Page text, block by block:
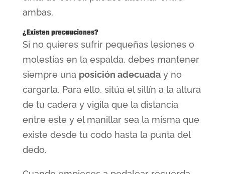
ambas.
¿Existen precauciones?
Si no quieres sufrir pequeñas lesiones o
molestias en la espalda, debes mantener
siempre una posición adecuaday no
cargarla. Para ello, sitúa el sillín a la altura
de tu cadera y vigila que la distancia
entre este y el manillar sea la misma que
existe desde tu codo hasta la punta del
dedo.